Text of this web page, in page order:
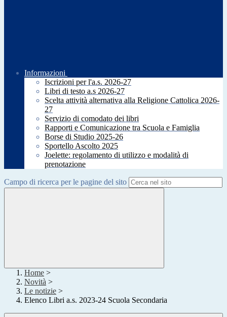
Informazioni
Iscrizioni per l'a.s. 2026-27
Libri di testo a.s 2026-27
Scelta attività alternativa alla Religione Cattolica 2026-
27
Servizio di comodato dei libri
Rapporti e Comunicazione tra Scuola e Famiglia
Borse di Studio 2025-26
Sportello Ascolto 2025
Joelette: regolamento di utilizzo e modalità di
prenotazione
Campo di ricerca per le pagine del sito
Home >
Novità >
Le notizie >
Elenco Libri a.s. 2023-24 Scuola Secondaria